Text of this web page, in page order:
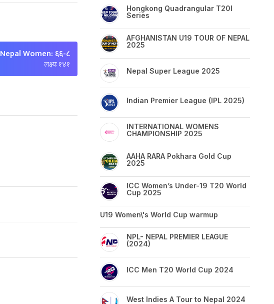
Nepal Women: ६६-८
लक्ष्यः १४१
Hongkong Quadrangular T20I
Series
AFGHANISTAN U19 TOUR OF NEPAL
2025
Nepal Super League 2025
Indian Premier League (IPL 2025)
INTERNATIONAL WOMENS
CHAMPIONSHIP 2025
AAHA RARA Pokhara Gold Cup
2025
ICC Women’s Under-19 T20 World
Cup 2025
U19 Women\'s World Cup warmup
NPL- NEPAL PREMIER LEAGUE
(2024)
ICC Men T20 World Cup 2024
West Indies A Tour to Nepal 2024